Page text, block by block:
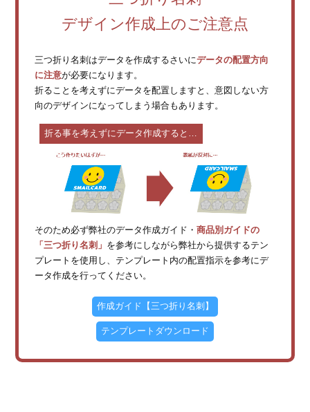
デザイン作成上のご注意点
三つ折り名刺はデータを作成するさいにデータの配置方向
に注意が必要になります。
折ることを考えずにデータを配置しますと、意図しない方
向のデザインになってしまう場合もあります。
折る事を考えずにデータ作成すると…
そのため必ず弊社のデータ作成ガイド・ 商品別ガイドの
「三つ折り名刺」 を参考にしながら弊社から提供するテン
プレートを使用し、テンプレート内の配置指示を参考にデ
ータ作成を行ってください。
作成ガイド【三つ折り名刺】
テンプレートダウンロード